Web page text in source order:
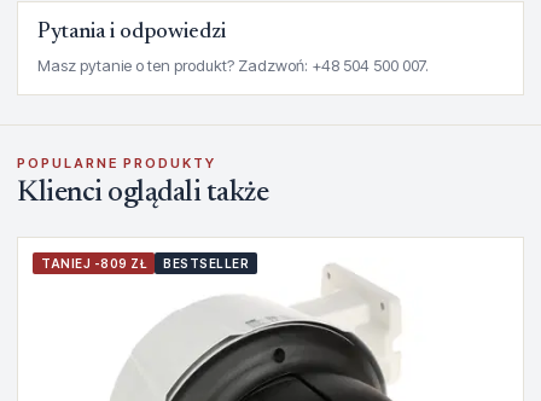
Pytania i odpowiedzi
Masz pytanie o ten produkt? Zadzwoń: +48 504 500 007.
POPULARNE PRODUKTY
Klienci oglądali także
TANIEJ -809 ZŁ BESTSELLER